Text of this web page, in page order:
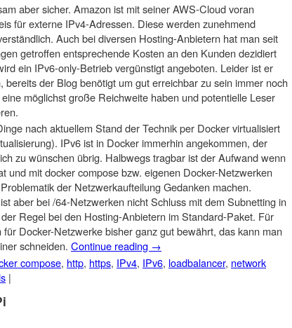
aber sicher. Amazon ist mit seiner AWS-Cloud voran
für externe IPv4-Adressen. Diese werden zunehmend
Auch bei diversen Hosting-Anbietern hat man seit
getroffen entsprechende Kosten an den Kunden dezidiert
ein IPv6-only-Betrieb vergünstigt angeboten. Leider ist er
der Blog benötigt um gut erreichbar zu sein immer noch
möglichst große Reichweite haben und potentielle Leser
nach aktuellem Stand der Technik per Docker virtualisiert
IPv6 ist in Docker immerhin angekommen, der
zu wünschen übrig. Halbwegs tragbar ist der Aufwand wenn
und mit docker compose bzw. eigenen Docker-Netzwerken
der Netzwerkaufteilung Gedanken machen.
aber bei /64-Netzwerken nicht Schluss mit dem Subnetting in
Regel bei den Hosting-Anbietern im Standard-Paket. Für
Docker-Netzwerke bisher ganz gut bewährt, das kann man
schneiden. Continue reading →
compose, http, https, IPv4, IPv6, loadbalancer, network
|